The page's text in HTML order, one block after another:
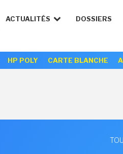
ACTUALITÉS DOSSIERS
HP POLY CARTE BLANCHE